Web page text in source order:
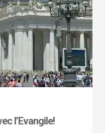
l’Evangile!